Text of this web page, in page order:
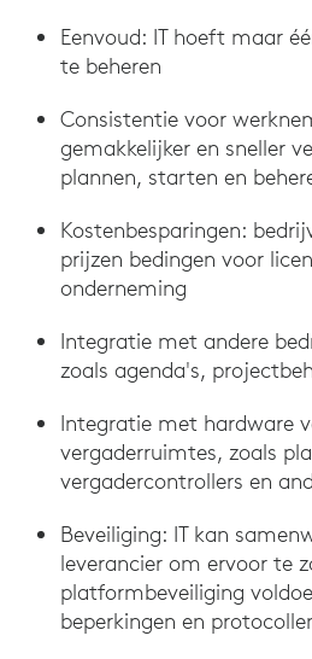
Eenvoud: IT hoeft maar
te beheren
Consistentie voor
gemakkelijker en sneller
plannen, starten en
Kostenbesparingen:
prijzen bedingen voor
onderneming
Integratie met andere
zoals agenda's,
Integratie met hardware
vergaderruimtes, zoals
vergadercontrollers en
Beveiliging: IT kan
leverancier om ervoor te
platformbeveiliging
beperkingen en